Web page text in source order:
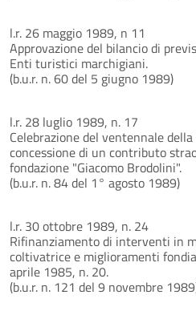
l.r. 26 maggio 1989, n 11
Approvazione del bilancio di
Enti turistici marchigiani.
(b.u.r. n. 60 del 5 giugno 1989)
l.r. 28 luglio 1989, n. 17
Celebrazione del ventennale
concessione di un contributo
fondazione "Giacomo Brodolini".
(b.u.r. n. 84 del 1° agosto 1989)
l.r. 30 ottobre 1989, n. 24
Rifinanziamento di interventi in
coltivatrice e miglioramenti
aprile 1985, n. 20.
(b.u.r. n. 121 del 9 novembre